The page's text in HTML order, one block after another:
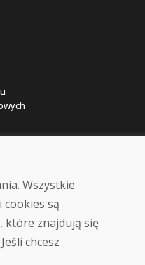
zastrzeżone
sklepów internetowych
Wszystkie
są
które znajdują się
chcesz